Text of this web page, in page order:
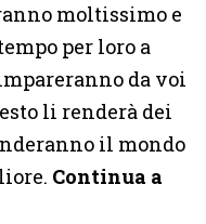
moltissimo e
per loro a
da voi
li renderà dei
il mondo
Continua a